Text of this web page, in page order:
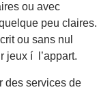
ou avec
peu claires.
ou sans nul
jeux í l’appart.
des services de